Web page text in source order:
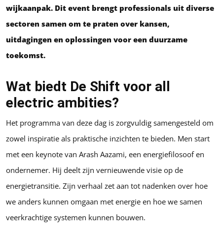
wijkaanpak. Dit event brengt professionals uit diverse
sectoren samen om te praten over kansen,
uitdagingen en oplossingen voor een duurzame
toekomst.
Wat biedt De Shift voor all
electric ambities?
Het programma van deze dag is zorgvuldig samengesteld om
zowel inspiratie als praktische inzichten te bieden. Men start
met een keynote van Arash Aazami, een energiefilosoof en
ondernemer. Hij deelt zijn vernieuwende visie op de
energietransitie. Zijn verhaal zet aan tot nadenken over hoe
we anders kunnen omgaan met energie en hoe we samen
veerkrachtige systemen kunnen bouwen.